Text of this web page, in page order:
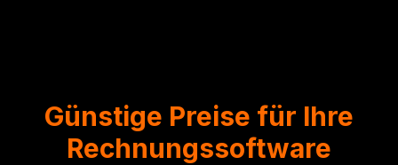
Günstige Preise für Ihre
Rechnungssoftware